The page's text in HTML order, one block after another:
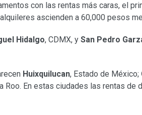
con las rentas más caras, el
ascienden a 60,000 pesos
Hidalgo, CDMX, y San Pedro
Huixquilucan, Estado de México;
Roo. En estas ciudades las rentas